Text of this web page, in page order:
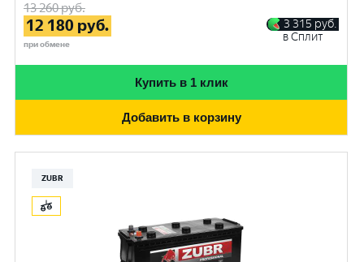
13 260руб.
12 180 руб.
при обмене
3 315 руб.
в Сплит
Купить в 1 клик
Добавить в корзину
ZUBR